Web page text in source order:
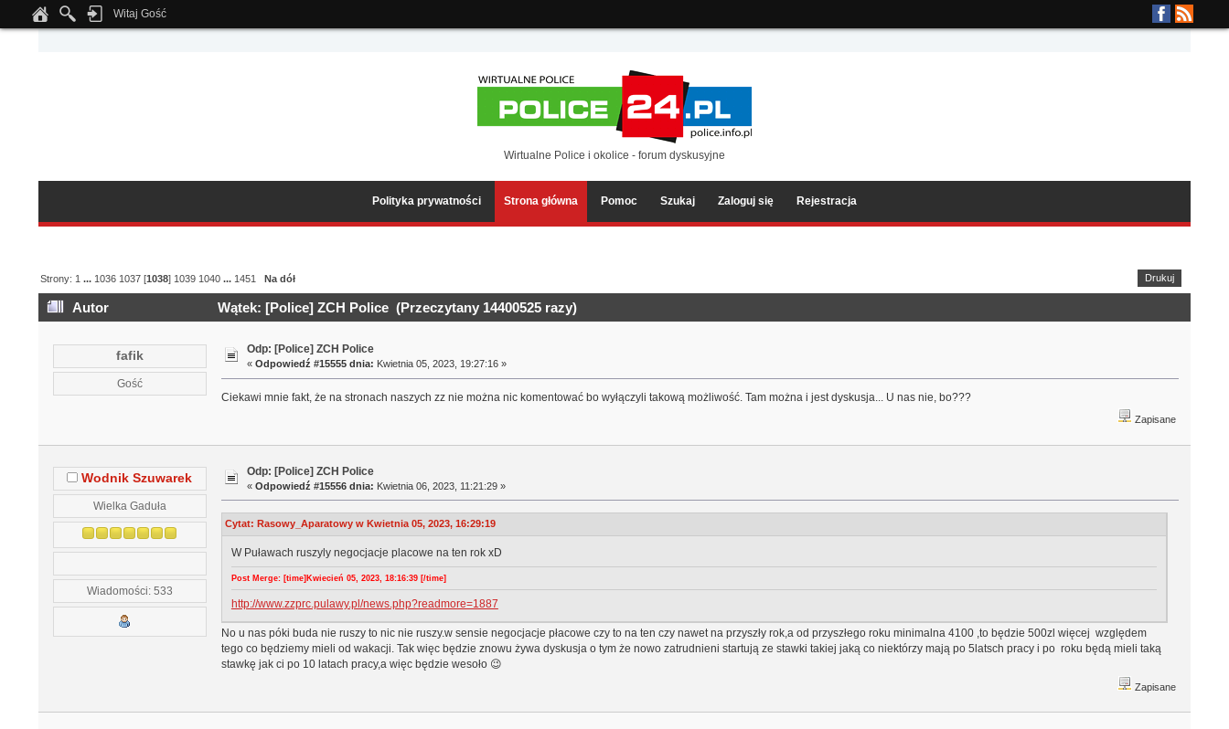
Notice: Undefined index: tapatalk_body_hook in
Witaj Gość
Wirtualne Police i okolice - forum dyskusyjne
Polityka prywatności Strona główna Pomoc Szukaj Zaloguj się Rejestracja
Drukuj
Strony: 1 ... 1036 1037 [1038] 1039 1040 ... 1451 Na dół
Autor Wątek: [Police] ZCH Police (Przeczytany 14400525 razy)
fafik
Gość
Odp: [Police] ZCH Police
«Odpowiedź #15555 dnia: Kwietnia 05, 2023, 19:27:16 »
Ciekawi mnie fakt, że na stronach naszych zz nie można nic komentować bo wyłączyli takową możliwość. Tam można i jest dyskusja... U nas nie, bo???
Zapisane
Wodnik Szuwarek
Wielka Gaduła
Wiadomości: 533
Odp: [Police] ZCH Police
«Odpowiedź #15556 dnia: Kwietnia 06, 2023, 11:21:29 »
Cytat: Rasowy_Aparatowy w Kwietnia 05, 2023, 16:29:19
W Puławach ruszyly negocjacje placowe na ten rok xD
Post Merge: [time]Kwiecień 05, 2023, 18:16:39 [/time]
http://www.zzprc.pulawy.pl/news.php?readmore=1887
No u nas póki buda nie ruszy to nic nie ruszy.w sensie negocjacje płacowe czy to na ten czy nawet na przyszły rok,a od przyszłego roku minimalna 4100 ,to będzie 500zl więcej względem
tego co będziemy mieli od wakacji. Tak więc będzie znowu żywa dyskusja o tym że nowo zatrudnieni startują ze stawki takiej jaką co niektórzy mają po 5latsch pracy i po roku będą mieli taką
stawkę jak ci po 10 latach pracy,a więc będzie wesoło 😉
Zapisane